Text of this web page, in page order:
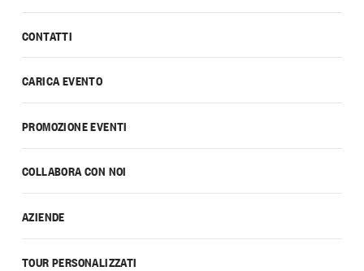
CONTATTI
CARICA EVENTO
PROMOZIONE EVENTI
COLLABORA CON NOI
AZIENDE
TOUR PERSONALIZZATI